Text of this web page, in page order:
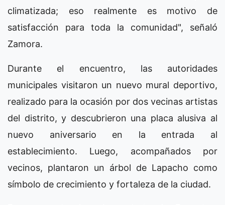
climatizada; eso realmente es motivo de
satisfacción para toda la comunidad", señaló
Zamora.
Durante el encuentro, las autoridades
municipales visitaron un nuevo mural deportivo,
realizado para la ocasión por dos vecinas artistas
del distrito, y descubrieron una placa alusiva al
nuevo aniversario en la entrada al
establecimiento. Luego, acompañados por
vecinos, plantaron un árbol de Lapacho como
símbolo de crecimiento y fortaleza de la ciudad.